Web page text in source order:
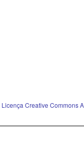
Licença Creative Commons